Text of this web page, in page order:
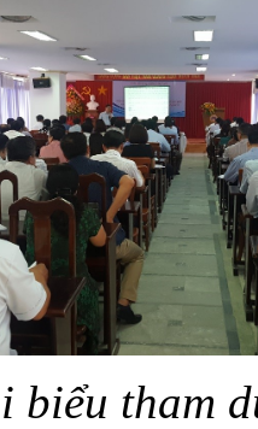
biểu tham